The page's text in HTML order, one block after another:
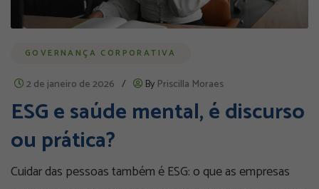
GOVERNANÇA CORPORATIVA
2 de janeiro de 2026 / By Priscilla Moraes
ESG e saúde mental, é discurso
ou prática?
Cuidar das pessoas também é ESG: o que as empresas